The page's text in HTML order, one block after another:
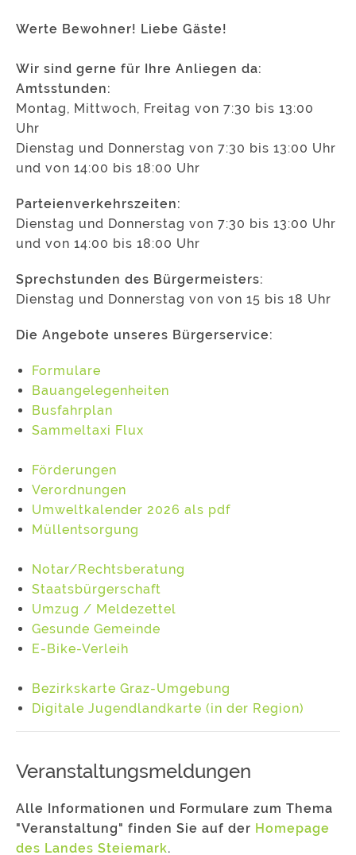
Werte Bewohner! Liebe Gäste!
Wir sind gerne für Ihre Anliegen da:
Amtsstunden:
Montag, Mittwoch, Freitag von 7:30 bis 13:00
Uhr
Dienstag und Donnerstag von 7:30 bis 13:00 Uhr
und von 14:00 bis 18:00 Uhr
Parteienverkehrszeiten:
Dienstag und Donnerstag von 7:30 bis 13:00 Uhr
und von 14:00 bis 18:00 Uhr
Sprechstunden des Bürgermeisters:
Dienstag und Donnerstag von von 15 bis 18 Uhr
Die Angebote unseres Bürgerservice:
Formulare
Bauangelegenheiten
Busfahrplan
Sammeltaxi Flux
Förderungen
Verordnungen
Umweltkalender 2026 als pdf
Müllentsorgung
Notar/Rechtsberatung
Staatsbürgerschaft
Umzug / Meldezettel
Gesunde Gemeinde
E-Bike-Verleih
Bezirkskarte Graz-Umgebung
Digitale Jugendlandkarte (in der Region)
Veranstaltungsmeldungen
Alle Informationen und Formulare zum Thema
"Veranstaltung" finden Sie auf der Homepage
des Landes Steiemark.